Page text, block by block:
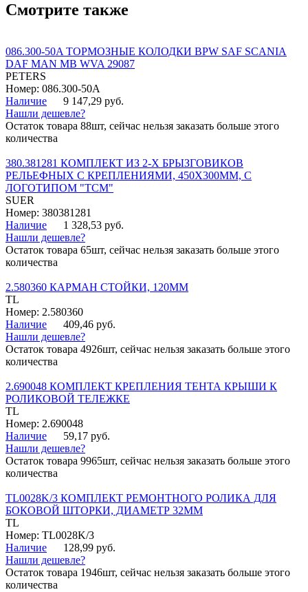
Смотрите также
086.300-50A ТОРМОЗНЫЕ КОЛОДКИ BPW SAF SCANIA
DAF MAN MB WVA 29087
PETERS
Номер: 086.300-50A
Наличие
9 147,29 руб.
Нашли дешевле?
Остаток товара 88шт, сейчас нельзя заказать больше этого
количества
380.381281 КОМПЛЕКТ ИЗ 2-Х БРЫЗГОВИКОВ
РЕЛЬЕФНЫХ С КРЕПЛЕНИЯМИ, 450Х300ММ, С
ЛОГОТИПОМ "ТСМ"
SUER
Номер: 380381281
Наличие
1 328,53 руб.
Нашли дешевле?
Остаток товара 65шт, сейчас нельзя заказать больше этого
количества
2.580360 КАРМАН СТОЙКИ, 120ММ
TL
Номер: 2.580360
Наличие
409,46 руб.
Нашли дешевле?
Остаток товара 4926шт, сейчас нельзя заказать больше этого
количества
2.690048 КОМПЛЕКТ КРЕПЛЕНИЯ ТЕНТА КРЫШИ К
РОЛИКОВОЙ ТЕЛЕЖКЕ
TL
Номер: 2.690048
Наличие
59,17 руб.
Нашли дешевле?
Остаток товара 9965шт, сейчас нельзя заказать больше этого
количества
TL0028K/3 КОМПЛЕКТ РЕМОНТНОГО РОЛИКА ДЛЯ
БОКОВОЙ ШТОРКИ, ДИАМЕТР 32ММ
TL
Номер: TL0028K/3
Наличие
128,99 руб.
Нашли дешевле?
Остаток товара 1946шт, сейчас нельзя заказать больше этого
количества